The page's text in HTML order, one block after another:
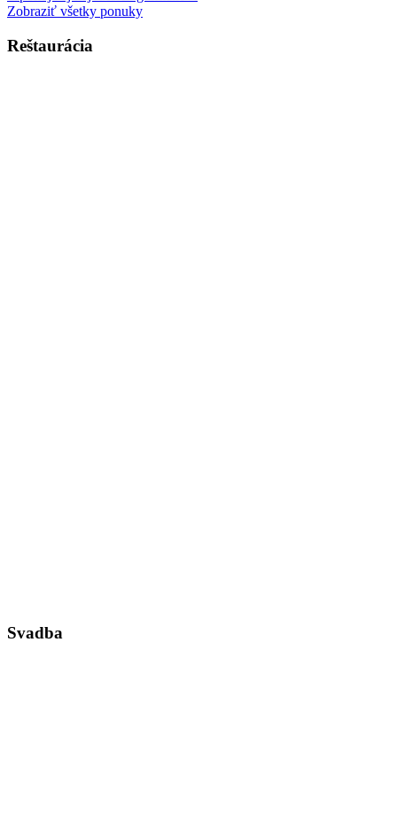
Zobraziť všetky ponuky
Reštaurácia
Svadba